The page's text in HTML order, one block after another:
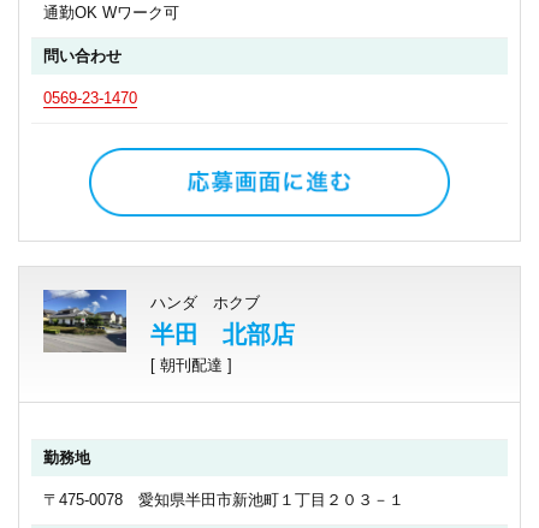
通勤OK Wワーク可
問い合わせ
0569-23-1470
ハンダ ホクブ
半田 北部店
[ 朝刊配達 ]
勤務地
〒475-0078 愛知県半田市新池町１丁目２０３－１